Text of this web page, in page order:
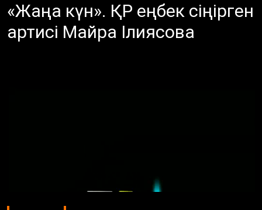
«Жаңа күн». ҚР еңбек сіңірген
артисі Майра Ілиясова